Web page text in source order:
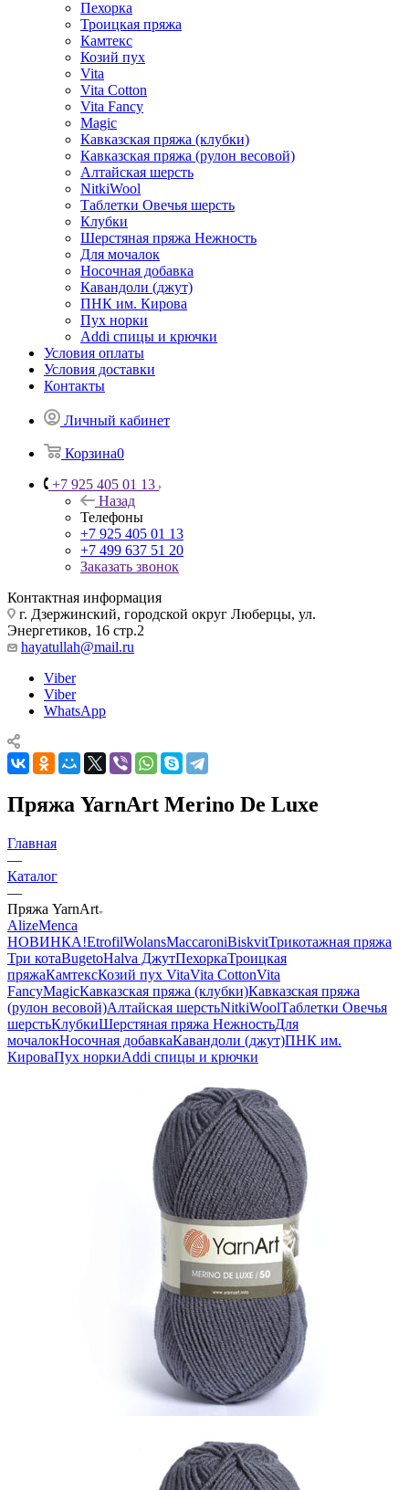
Пехорка
Троицкая пряжа
Камтекс
Козий пух
Vita
Vita Cotton
Vita Fancy
Magic
Кавказская пряжа (клубки)
Кавказская пряжа (рулон весовой)
Алтайская шерсть
NitkiWool
Таблетки Овечья шерсть
Клубки
Шерстяная пряжа Нежность
Для мочалок
Носочная добавка
Кавандоли (джут)
ПНК им. Кирова
Пух норки
Addi спицы и крючки
Условия оплаты
Условия доставки
Контакты
Личный кабинет
Корзина0
+7 925 405 01 13
Назад
Телефоны
+7 925 405 01 13
+7 499 637 51 20
Заказать звонок
Контактная информация
г. Дзержинский, городской округ Люберцы, ул.
Энергетиков, 16 стр.2
hayatullah@mail.ru
Viber
Viber
WhatsApp
Пряжа YarnArt Merino De Luxe
Главная
—
Каталог
—
Пряжа YarnArt
AlizeMenca
НОВИНКА!EtrofilWolansMaccaroniBiskvitТрикотажная пряжа
Три котаBugetoHalva ДжутПехоркаТроицкая
пряжаКамтексКозий пух VitaVita CottonVita
FancyMagicКавказская пряжа (клубки)Кавказская пряжа
(рулон весовой)Алтайская шерстьNitkiWoolТаблетки Овечья
шерстьКлубкиШерстяная пряжа НежностьДля
мочалокНосочная добавкаКавандоли (джут)ПНК им.
КироваПух норкиAddi спицы и крючки